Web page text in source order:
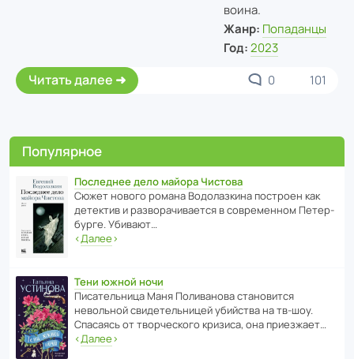
воина.
Жанр: Попаданцы
Год: 2023
Читать далее 0 101
Популярное
Последнее дело майора Чистова
Сюжет нового романа Водо­ла­з­кина пост­роен как
дете­ктив и разво­ра­чи­ва­ется в совре­менном Пете­р­
бурге. Убивают…
‹Далее›
Тени южной ночи
Писа­тель­ница Маня Поли­ва­нова стано­вится
невольной свиде­тель­ницей убийства на тв-шоу.
Спасаясь от твор­че­с­кого кризиса, она приезжает…
‹Далее›